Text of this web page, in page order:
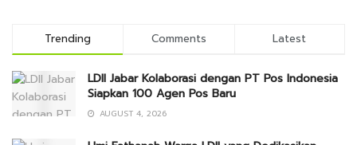
Trending Comments Latest
LDII Jabar Kolaborasi dengan PT Pos Indonesia
Siapkan 100 Agen Pos Baru
AUGUST 4, 2026